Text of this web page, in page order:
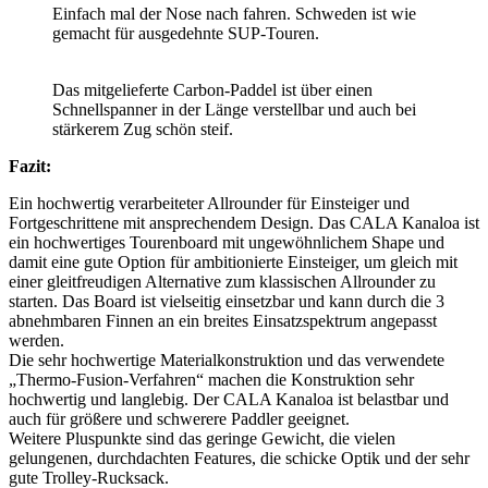
Einfach mal der Nose nach fahren. Schweden ist wie
gemacht für ausgedehnte SUP-Touren.
Das mitgelieferte Carbon-Paddel ist über einen
Schnellspanner in der Länge verstellbar und auch bei
stärkerem Zug schön steif.
Fazit:
Ein hochwertig verarbeiteter Allrounder für Einsteiger und
Fortgeschrittene mit ansprechendem Design. Das CALA Kanaloa ist
ein hochwertiges Tourenboard mit ungewöhnlichem Shape und
damit eine gute Option für ambitionierte Einsteiger, um gleich mit
einer gleitfreudigen Alternative zum klassischen Allrounder zu
starten. Das Board ist vielseitig einsetzbar und kann durch die 3
abnehmbaren Finnen an ein breites Einsatzspektrum angepasst
werden.
Die sehr hochwertige Materialkonstruktion und das verwendete
„Thermo-Fusion-Verfahren“ machen die Konstruktion sehr
hochwertig und langlebig. Der CALA Kanaloa ist belastbar und
auch für größere und schwerere Paddler geeignet.
Weitere Pluspunkte sind das geringe Gewicht, die vielen
gelungenen, durchdachten Features, die schicke Optik und der sehr
gute Trolley-Rucksack.